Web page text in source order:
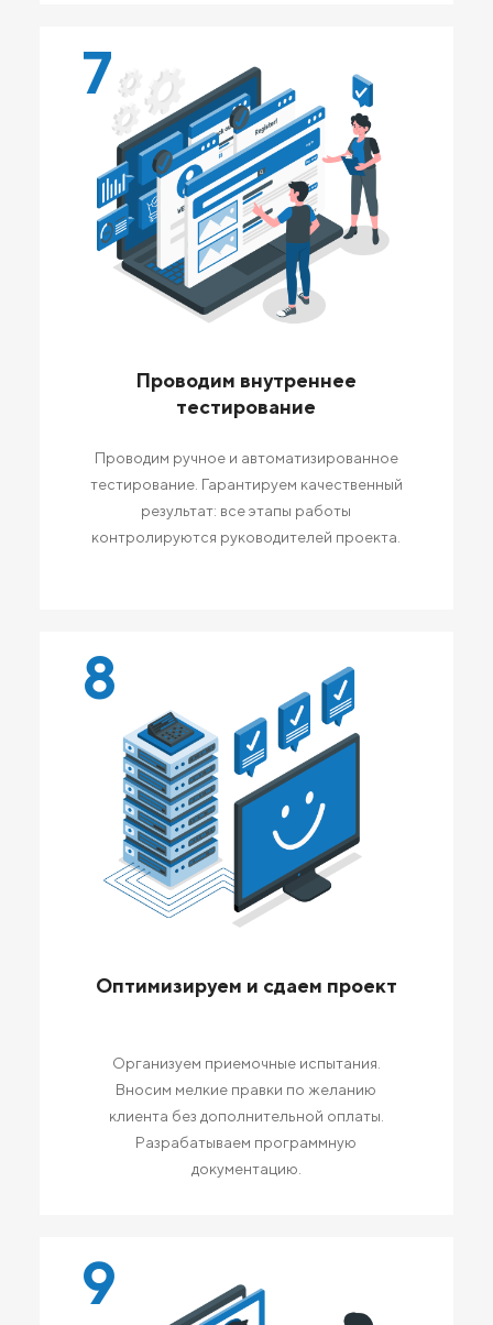
7
Проводим внутреннее
тестирование
Проводим ручное и автоматизированное
тестирование. Гарантируем качественный
результат: все этапы работы
контролируются руководителей проекта.
8
Оптимизируем и сдаем проект
Организуем приемочные испытания.
Вносим мелкие правки по желанию
клиента без дополнительной оплаты.
Разрабатываем программную
документацию.
9